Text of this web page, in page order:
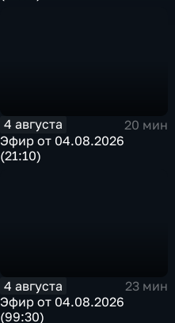
4 августа
20 мин
Эфир от 04.08.2026
(21:10)
4 августа
23 мин
Эфир от 04.08.2026
(99:30)